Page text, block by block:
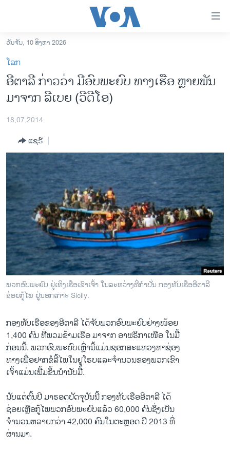
ເຂົ້າ
ຫາ
ຂ້າມ
ຂ້າມ
ຂ້າມ
ຫາ
ລາວ
ຂ່າວ​ຈີນ
ໂລກ
ເອເຊຍ
ອິດສະຫຼະພາບດ້ານການຂ່າວ
ຊີວິດຊາວລາວ
ຊຸມຊົນຊາວລາວ
ວິທະຍາສາດ-ເທັກໂນໂລຈີ
ທຸລະກິດ
ພາສາອັງກິດ
ວີດີໂອ
ລາຍການກະຈາຍສຽງ
ລາຍງານ
ຕິດຕາມພວກເຮົາ ທີ່
ພາສາຕ່າງໆ
ວັນຈັນ, 10 ສິງຫາ 2026
ໂລກ
ອີຕາລີ ກ່າວວ່າ ມີອົບພະຍົບ ທາງເຮືອ ຫຼາຍພັນ
ມາຈາກ ລີເບຍ (ວີດີໂອ)
18,07,2014
ແຊຣ໌
ພວກອົບພະຍົບ ຢູ່ເທິງເຮືອເຂົາເຈົ້າ ໃນລະຫວ່າງທີ່ກຳປັ່ນ ກອງທັບເຮືອອີຕາລີ
ຊ່ອຍກູ້ໄພ ຢູ່ນອກເກາະ Sicily.
ກອງທັບເຮືອຂອງອີຕາລີ ໄດ້ຈັບພວກອົບພະຍົບຢ່າງໜ້ອຍ
1,400 ຄົນ ທີ່ພວມຂ້າມເຮືອ ມາຈາກ ອາຟຣິກາເໜືອ ໃນມື້
ກ່ອນນີ້. ພວກອົບພະຍົບເຫຼົ່ານີ້ແມ່ນຊອກສະແຫວງຫາຊ່ອງ
ທາງເພື່ອຢາກຂໍລີ້ໄພໃນຢູໂຣບແລະຈຳນວນຂອງພວກເຂົາ
ເຈົ້າແມ່ນເພີ້ມຂຶ້ນນຳນັບມື້.
ນັບແຕ່ຕົ້ນປີ ມາຮອດປັດຈຸບັນນີ້ ກອງທັບເຮືອອີຕາລີ ໄດ້
ຊ່ອຍເຫຼືອກູ້ໄພພວກອົບພະຍົບແລ້ວ 60,000 ຄົນຊຶ່ງເປັນ
ຈຳນວນຫລາຍກວ່າ 42,000 ຄົນໃນຕະຫຼອດ ປີ 2013 ທີ່
ຜ່ານມາ.